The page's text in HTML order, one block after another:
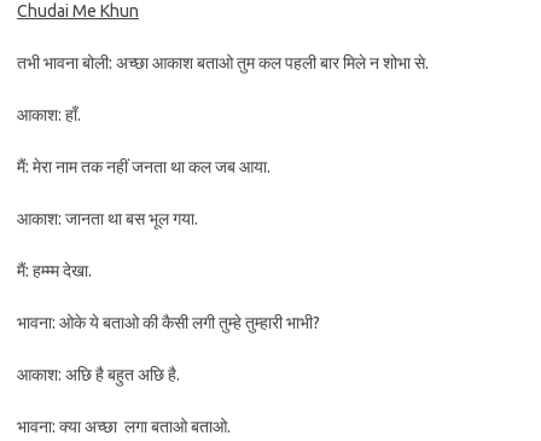
Chudai Me Khun
तभी भावना बोली: अच्छा आकाश बताओ तुम कल पहली बार मिले न शोभा से.
आकाश: हाँ.
मैं: मेरा नाम तक नहीं जनता था कल जब आया.
आकाश: जानता था बस भूल गया.
मैं: हम्म्म देखा.
भावना: ओके ये बताओ की कैसी लगी तुम्हे तुम्हारी भाभी?
आकाश: अछि है बहुत अछि है.
भावना: क्या अच्छा लगा बताओ बताओ.